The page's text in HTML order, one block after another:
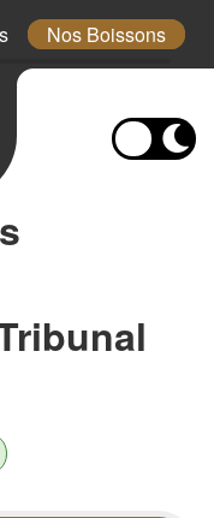
Nos Boissons